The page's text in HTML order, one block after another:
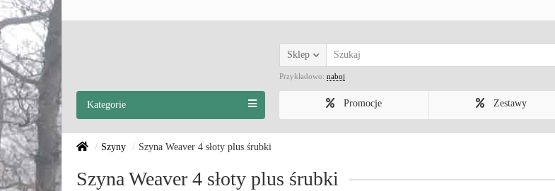
Sklep
Przykładowo: naboj
Promocje Zestawy
Kategorie
Szyny Szyna Weaver 4 słoty plus śrubki
Szyna Weaver 4 słoty plus śrubki